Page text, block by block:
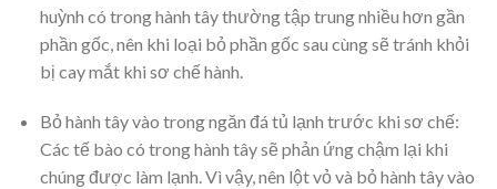
huỳnh có trong hành tây thường tập trung nhiều hơn gần
phần gốc, nên khi loại bỏ phần gốc sau cùng sẽ tránh khỏi
bị cay mắt khi sơ chế hành.
Bỏ hành tây vào trong ngăn đá tủ lạnh trước khi sơ chế:
Các tế bào có trong hành tây sẽ phản ứng chậm lại khi
chúng được làm lạnh. Vì vậy, nên lột vỏ và bỏ hành tây vào